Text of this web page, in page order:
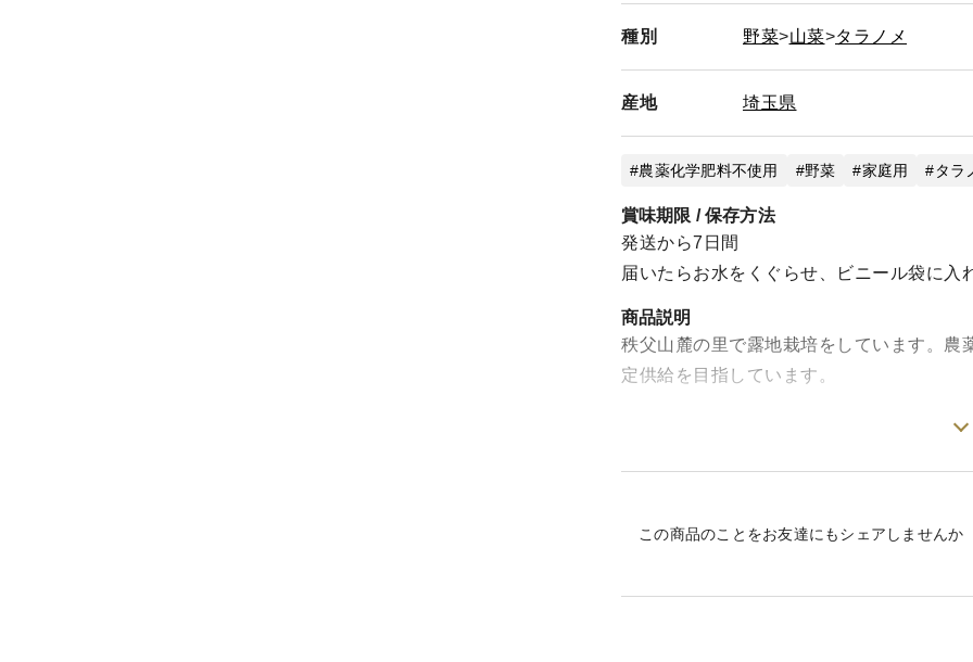
種別 野菜 山菜 タラノメ
産地 埼玉県
農薬化学肥料不使用 野菜 家庭用 タラ
賞味期限 / 保存方法
発送から7日間
届いたらお水をくぐらせ、ビニール袋に入
商品説明
秩父山麓の里で露地栽培をしています。農
定供給を目指しています。
露地栽培のタラの芽は、市場に出回る施
天ぷらで食すのが定番ですが、さっと茹
この商品のことをお友達にもシェアしませんか